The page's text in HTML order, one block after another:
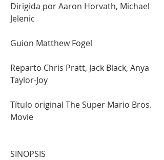
Dirigida por Aaron Horvath, Michael
Jelenic
Guion Matthew Fogel
Reparto Chris Pratt, Jack Black, Anya
Taylor-Joy
Título original The Super Mario Bros.
Movie
SINOPSIS